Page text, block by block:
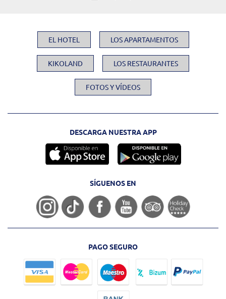
EL HOTEL LOS APARTAMENTOS
KIKOLAND LOS RESTAURANTES
FOTOS Y VÍDEOS
DESCARGA NUESTRA APP
SÍGUENOS EN
PAGO SEGURO